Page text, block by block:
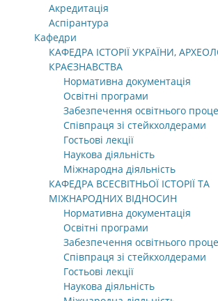
Акредитація
Аспірантура
Кафедри
КАФЕДРА ІСТОРІЇ УКРАЇНИ,
КРАЄЗНАВСТВА
Нормативна документація
Освітні програми
Забезпечення освітнього
Співпраця зі стейкхолдерами
Гостьові лекції
Наукова діяльність
Міжнародна діяльність
КАФЕДРА ВСЕСВІТНЬОЇ ІСТОРІЇ ТА
МІЖНАРОДНИХ ВІДНОСИН
Нормативна документація
Освітні програми
Забезпечення освітнього
Співпраця зі стейкхолдерами
Гостьові лекції
Наукова діяльність